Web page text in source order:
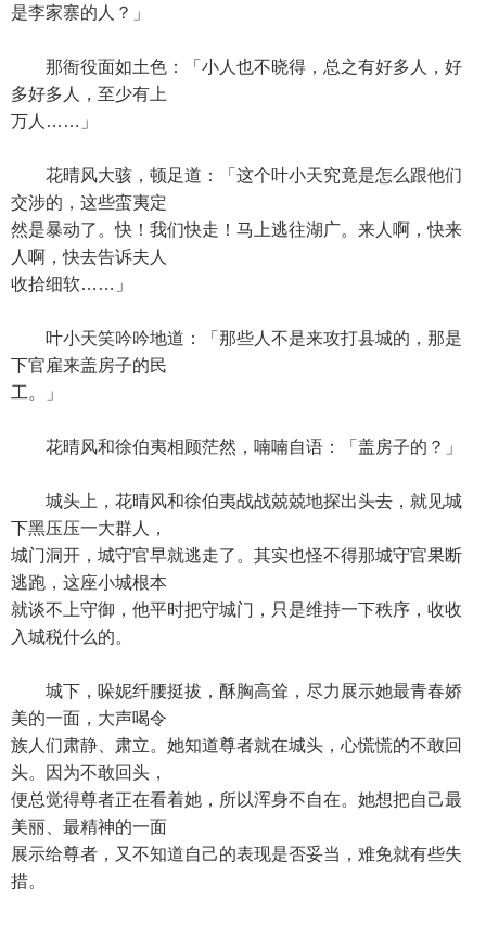
是李家寨的人？」
那衙役面如土色：「小人也不晓得，总之有好多人，好
多好多人，至少有上
万人……」
花晴风大骇，顿足道：「这个叶小天究竟是怎么跟他们
交涉的，这些蛮夷定
然是暴动了。快！我们快走！马上逃往湖广。来人啊，快来
人啊，快去告诉夫人
收拾细软……」
叶小天笑吟吟地道：「那些人不是来攻打县城的，那是
下官雇来盖房子的民
工。」
花晴风和徐伯夷相顾茫然，喃喃自语：「盖房子的？」
城头上，花晴风和徐伯夷战战兢兢地探出头去，就见城
下黑压压一大群人，
城门洞开，城守官早就逃走了。其实也怪不得那城守官果断
逃跑，这座小城根本
就谈不上守御，他平时把守城门，只是维持一下秩序，收收
入城税什么的。
城下，哚妮纤腰挺拔，酥胸高耸，尽力展示她最青春娇
美的一面，大声喝令
族人们肃静、肃立。她知道尊者就在城头，心慌慌的不敢回
头。因为不敢回头，
便总觉得尊者正在看着她，所以浑身不自在。她想把自己最
美丽、最精神的一面
展示给尊者，又不知道自己的表现是否妥当，难免就有些失
措。